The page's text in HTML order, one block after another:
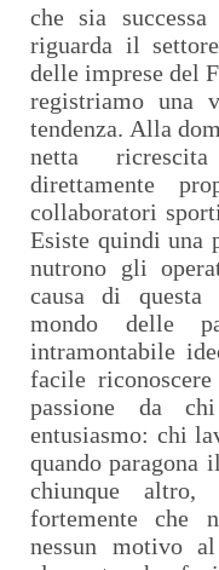
che sia
riguarda il
delle imprese del
registriamo una
tendenza. Alla
netta
direttamente
collaboratori
Esiste quindi una
nutrono gli
causa di questa
mondo delle
intramontabile
facile
passione da
entusiasmo: chi
quando
chiunque
fortemente che
nessun motivo